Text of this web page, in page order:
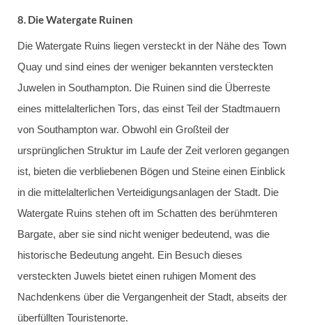
8. Die Watergate Ruinen
Die Watergate Ruins liegen versteckt in der Nähe des Town
Quay und sind eines der weniger bekannten versteckten
Juwelen in Southampton. Die Ruinen sind die Überreste
eines mittelalterlichen Tors, das einst Teil der Stadtmauern
von Southampton war. Obwohl ein Großteil der
ursprünglichen Struktur im Laufe der Zeit verloren gegangen
ist, bieten die verbliebenen Bögen und Steine einen Einblick
in die mittelalterlichen Verteidigungsanlagen der Stadt. Die
Watergate Ruins stehen oft im Schatten des berühmteren
Bargate, aber sie sind nicht weniger bedeutend, was die
historische Bedeutung angeht. Ein Besuch dieses
versteckten Juwels bietet einen ruhigen Moment des
Nachdenkens über die Vergangenheit der Stadt, abseits der
überfüllten Touristenorte.